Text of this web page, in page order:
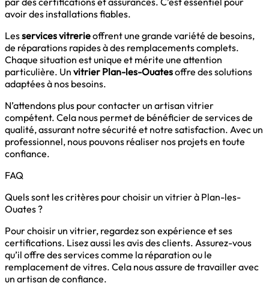
avoir des installations fiables.
Lesservices vitrerieoffrent une grande variété de besoins,
de réparations rapides à des remplacements complets.
Chaque situation est unique et mérite une attention
particulière. Un vitrier Plan-les-Ouatesoffre des solutions
adaptées à nos besoins.
N’attendons plus pour contacter un artisan vitrier
compétent. Cela nous permet de bénéficier de services de
qualité, assurant notre sécurité et notre satisfaction. Avec un
professionnel, nous pouvons réaliser nos projets en toute
confiance.
FAQ
Quels sont les critères pour choisir un vitrier à Plan-les-
Ouates ?
Pour choisir un vitrier, regardez son expérience et ses
certifications. Lisez aussi les avis des clients. Assurez-vous
qu’il offre des services comme la réparation ou le
remplacement de vitres. Cela nous assure de travailler avec
un artisan de confiance.